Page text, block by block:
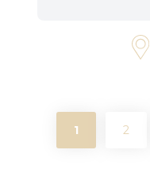
1 2